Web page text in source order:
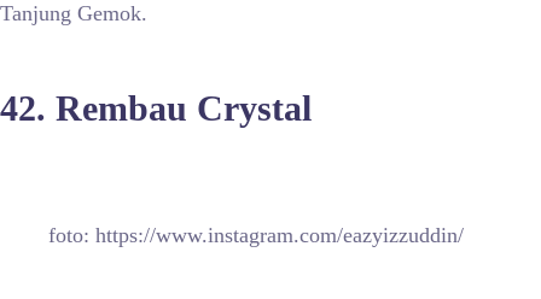
Tanjung Gemok.
42. Rembau Crystal
foto: https://www.instagram.com/eazyizzuddin/